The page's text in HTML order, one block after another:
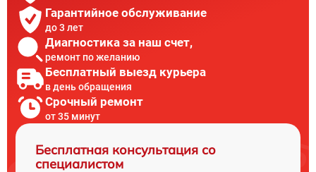
Гарантийное обслуживание
до 3 лет
Диагностика за наш счет,
ремонт по желанию
Бесплатный выезд курьера
в день обращения
Срочный ремонт
от 35 минут
Бесплатная консультация со
специалистом